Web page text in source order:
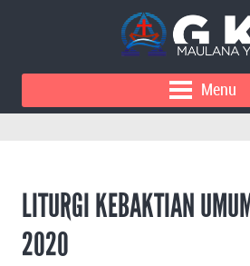
Menu
LITURGI KEBAKTIAN
2020